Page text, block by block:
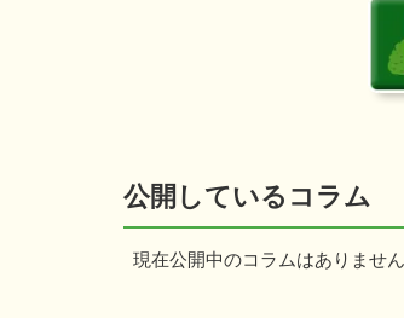
公開しているコラム
現在公開中のコラムはありません